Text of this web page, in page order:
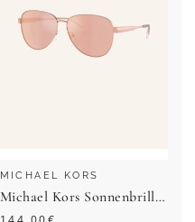
MICHAEL KORS
Michael Kors Sonnenbrille mk1160 Biarritz rosegold